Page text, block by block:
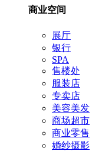
商业空间
展厅
银行
SPA
售楼处
服装店
专卖店
美容美发
商场超市
商业零售
婚纱摄影